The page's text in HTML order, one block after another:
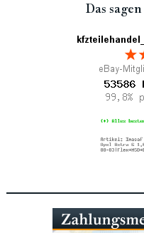
Das